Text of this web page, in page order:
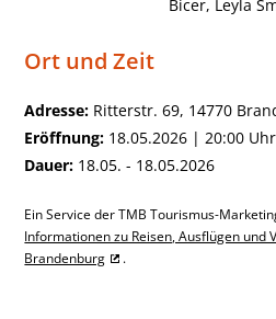
Bicer, Leyla
Ort und Zeit
Adresse: Ritterstr. 69, 14770
Eröffnung: 18.05.2026 | 20:00 Uhr
Dauer: 18.05. - 18.05.2026
Ein Service der TMB Tourismus-
Informationen zu Reisen, Ausflügen und
Brandenburg
.